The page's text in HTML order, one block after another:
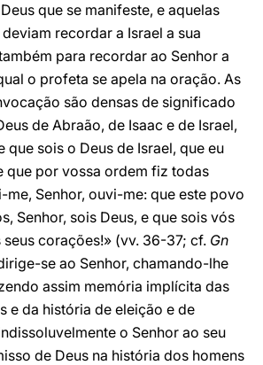
que se manifeste, e aquelas
recordar a Israel a sua
para recordar ao Senhor a
o profeta se apela na oração. As
são densas de significado
de Abraão, de Isaac e de Israel,
que sois o Deus de Israel, que eu
que por vossa ordem fiz todas
me, Senhor, ouvi-me: que este povo
Senhor, sois Deus, e que sois vós
corações!» (vv. 36-37; cf. Gn
se ao Senhor, chamando-lhe
assim memória implícita das
e da história de eleição e de
o Senhor ao seu
de Deus na história dos homens